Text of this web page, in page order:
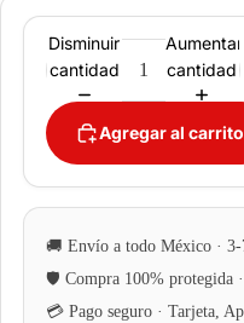
Disminuir
cantidad
Aumentar
cantidad
Agregar al carrito